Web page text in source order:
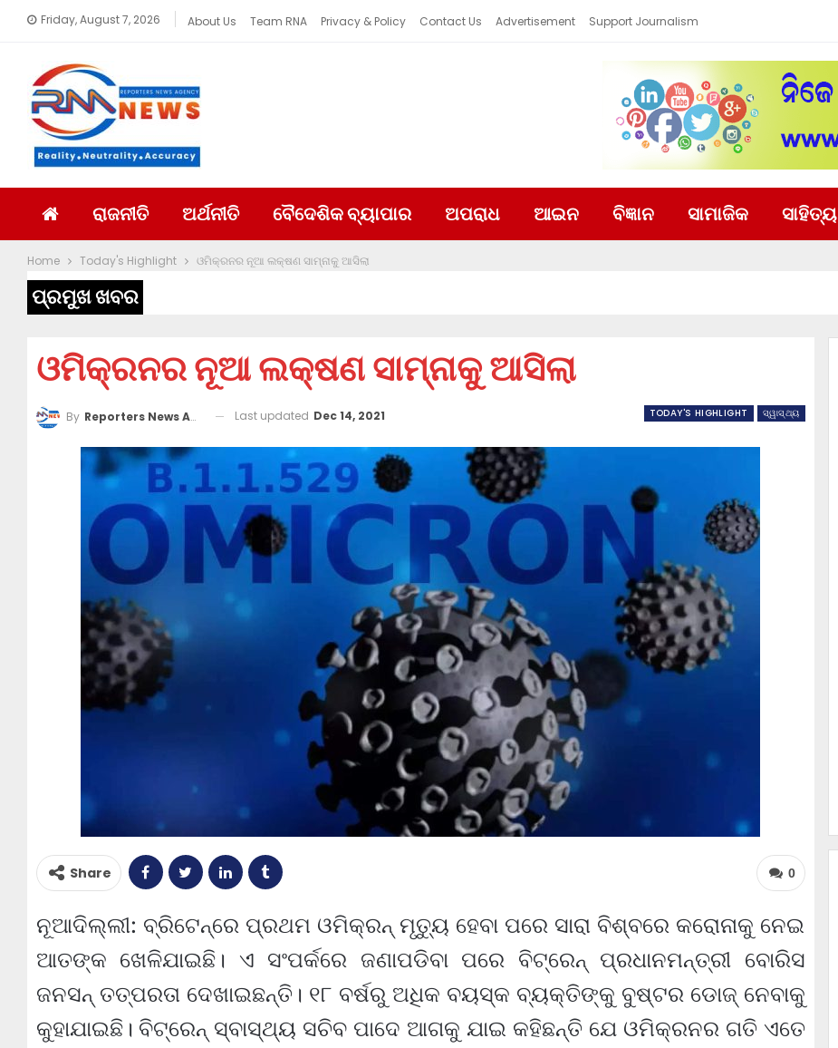
Friday, August 7, 2026 About Us Team RNA Privacy & Policy Contact Us Advertisement Support Journalism
ରାଜନୀତି ଅର୍ଥନୀତି ବୈଦେଶିକ ବ୍ୟାପାର ଅପରାଧ ଆଇନ ବିଜ୍ଞାନ ସାମାଜିକ ସାହିତ୍ୟ
Home Today's Highlight ଓମିକ୍ରନର ନୂଆ ଲକ୍ଷଣ ସାମ୍ନାକୁ ଆସିଲା
ପ୍ରମୁଖ ଖବର
ଓମିକ୍ରନର ନୂଆ ଲକ୍ଷଣ ସାମ୍ନାକୁ ଆସିଲା
TODAY'S HIGHLIGHT ସ୍ୱାସ୍ଥ୍ୟ
By Reporters News Agency Last updated Dec 14, 2021
0
Share
ନୂଆଦିଲ୍ଲୀ: ବ୍ରିଟେନ୍‌ରେ ପ୍ରଥମ ଓମିକ୍ରନ୍‌ ମୃତ୍ୟୁ ହେବା ପରେ ସାରା ବିଶ୍ବରେ କରୋନାକୁ ନେଇ
ଆତଙ୍କ ଖେଳିଯାଇଛି। ଏ ସଂପର୍କରେ ଜଣାପଡିବା ପରେ ବିଟ୍ରେନ୍ ପ୍ରଧାନମନ୍ତ୍ରୀ ବୋରିସ
ଜନସନ୍ ତତ୍ପରତା ଦେଖାଇଛନ୍ତି। ୧୮ ବର୍ଷରୁ ଅଧିକ ବୟସ୍କ ବ୍ୟକ୍ତିଙ୍କୁ ବୁଷ୍ଟର ଡୋଜ୍ ନେବାକୁ
କୁହାଯାଇଛି। ବିଟ୍ରେନ୍ ସ୍ବାସ୍ଥ୍ୟ ସଚିବ ପାଦେ ଆଗକୁ ଯାଇ କହିଛନ୍ତି ଯେ ଓମିକ୍ରନର ଗତି ଏତେ